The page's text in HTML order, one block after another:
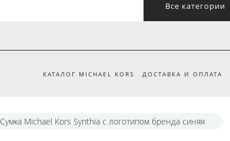
Все категории
КАТАЛОГ MICHAEL KORS ДОСТАВКА И ОПЛАТА
Сумка Michael Kors Synthia с логотипом бренда синяя